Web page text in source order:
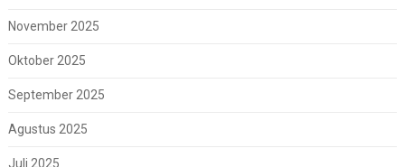
November 2025
Oktober 2025
September 2025
Agustus 2025
Juli 2025